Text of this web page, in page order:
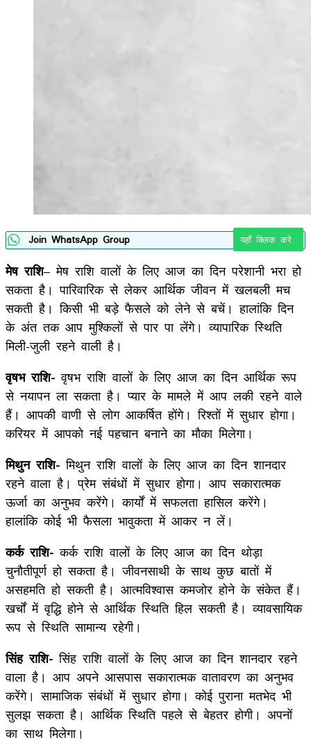
Join WhatsApp Group यहाँ क्लिक करे
मेष राशि– मेष राशि वालों के लिए आज का दिन परेशानी भरा हो
सकता है। पारिवारिक से लेकर आर्थिक जीवन में खलबली मच
सकती है। किसी भी बड़े फैसले को लेने से बचें। हालांकि दिन
के अंत तक आप मुश्किलों से पार पा लेंगे। व्यापारिक स्थिति
मिली-जुली रहने वाली है।
वृषभ राशि- वृषभ राशि वालों के लिए आज का दिन आर्थिक रूप
से नयापन ला सकता है। प्यार के मामले में आप लकी रहने वाले
हैं। आपकी वाणी से लोग आकर्षित होंगे। रिश्तों में सुधार होगा।
करियर में आपको नई पहचान बनाने का मौका मिलेगा।
मिथुन राशि-मिथुन राशि वालों के लिए आज का दिन शानदार
रहने वाला है। प्रेम संबंधों में सुधार होगा। आप सकारात्मक
ऊर्जा का अनुभव करेंगे। कार्यों में सफलता हासिल करेंगे।
हालांकि कोई भी फैसला भावुकता में आकर न लें।
कर्क राशि-कर्क राशि वालों के लिए आज का दिन थोड़ा
चुनौतीपूर्ण हो सकता है। जीवनसाथी के साथ कुछ बातों में
असहमति हो सकती है। आत्मविश्वास कमजोर होने के संकेत हैं।
खर्चों में वृद्धि होने से आर्थिक स्थिति हिल सकती है। व्यावसायिक
रूप से स्थिति सामान्य रहेगी।
सिंह राशि-सिंह राशि वालों के लिए आज का दिन शानदार रहने
वाला है। आप अपने आसपास सकारात्मक वातावरण का अनुभव
करेंगे। सामाजिक संबंधों में सुधार होगा। कोई पुराना मतभेद भी
सुलझ सकता है। आर्थिक स्थिति पहले से बेहतर होगी। अपनों
का साथ मिलेगा।